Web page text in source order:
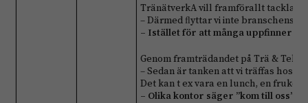
TränätverkA vill framförallt tackla
– Därmed ﬂyttar vi inte branschens
– Istället för att många uppfinner
Genom framträdandet på Trä &
– Sedan är tanken att vi träffas hos
Det kan t ex vara en lunch, en
– Olika kontor säger ”kom till oss”